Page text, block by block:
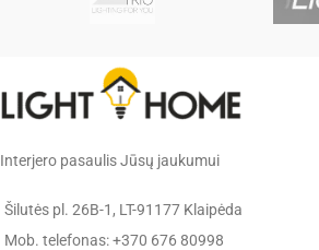
Interjero pasaulis Jūsų jaukumui
Šilutės pl. 26B-1, LT-91177 Klaipėda
Mob. telefonas: +370 676 80998